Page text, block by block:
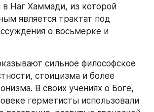
в Наг Хаммади, из которой
является трактат под
о восьмерке и
сильное философское
стоицизма и более
В своих учениях о Боге,
герметисты использовали